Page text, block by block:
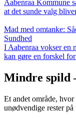
Aabenraa Kommune
at det sunde valg
Mad med omtanke:
Sundhed
I Aabenraa vokser en
kan gøre en forskel
Mindre spild
Et andet område,
unødvendige rester